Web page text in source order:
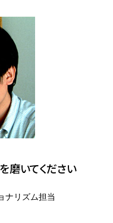
磨いてください
ナリズム担当